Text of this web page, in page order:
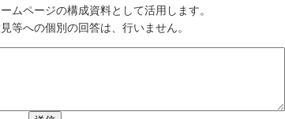
ムページの構成資料として活用します。
等への個別の回答は、行いません。